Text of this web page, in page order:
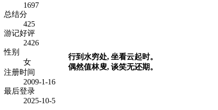
1697
总结分
425
游记好评
2426
性别
女
注册时间
2009-1-16
最后登录
2025-10-5
行到水穷处, 坐看云起时。
偶然值林叟, 谈笑无还期。